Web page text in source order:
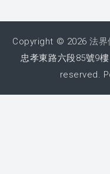
弟子規教案
1. 入則孝
2. 出則弟
Copyright © 2026法界
忠孝東路六段85號9
reserved.